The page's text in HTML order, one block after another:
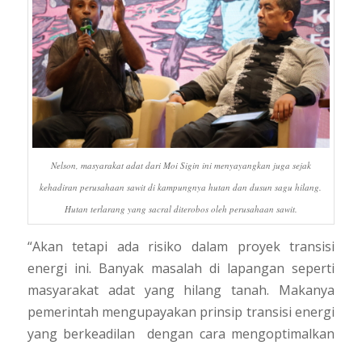
Nelson, masyarakat adat dari Moi Sigin ini menyayangkan juga sejak
kehadiran perusahaan sawit di kampungnya hutan dan dusun sagu hilang.
Hutan terlarang yang sacral diterobos oleh perusahaan sawit.
“Akan tetapi ada risiko dalam proyek transisi
energi ini. Banyak masalah di lapangan seperti
masyarakat adat yang hilang tanah. Makanya
pemerintah mengupayakan prinsip transisi energi
yang berkeadilan dengan cara mengoptimalkan